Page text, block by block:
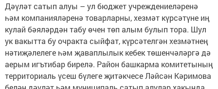
Дәүләт сатып алуы – ул бюджет учреждениеләренә
һәм компанияләренә товарларны, хезмәт күрсәтүне иң
кулай бәяләрдән табу өчен төп алым булып тора. Шул
ук вакытта бу очракта сыйфат, күрсәтелгән хезмәтнең
нәтиҗәлелеге һәм җаваплылык кебек төшенчәләргә дә
аерым игътибар бирелә. Район башкарма комитетының
территориаль үсеш бүлеге җитәкчесе Ләйсән Кәримова